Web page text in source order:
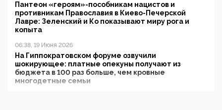
Пантеон «героям»-пособникам нацистов и
противникам Православия в Киево-Печерской
Лавре: Зеленский и Ко показывают миру рога и
копыта
06:38, 19 Июня 2026
На Гиппократовском форуме озвучили
шокирующее: платные опекуны получают из
бюджета в 100 раз больше, чем кровные
многодетные семьи